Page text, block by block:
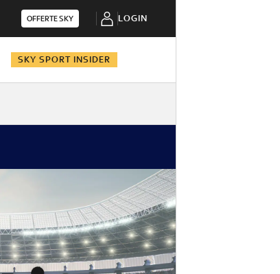
OFFERTE SKY LOGIN
SKY SPORT INSIDER